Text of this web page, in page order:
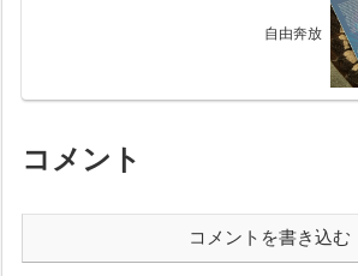
自由奔放
コメント
コメントを書き込む